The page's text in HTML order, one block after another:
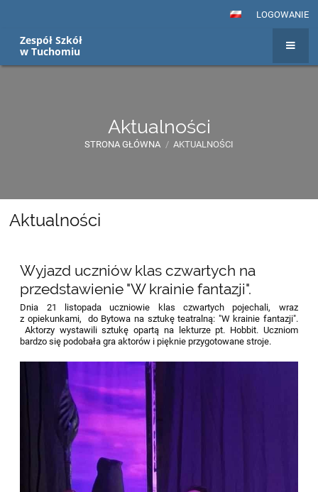
LOGOWANIE
Zespół Szkół
w Tuchomiu
Aktualności
STRONA GŁÓWNA / AKTUALNOŚCI
Aktualności
Aktualności
Wyjazd uczniów klas czwartych na
przedstawienie "W krainie fantazji".
Dnia 21 listopada uczniowie klas czwartych pojechali, wraz
z opiekunkami, do Bytowa na sztukę teatralną: "W krainie fantazji".
Aktorzy wystawili sztukę opartą na lekturze pt. Hobbit. Uczniom
bardzo się podobała gra aktorów i pięknie przygotowane stroje.